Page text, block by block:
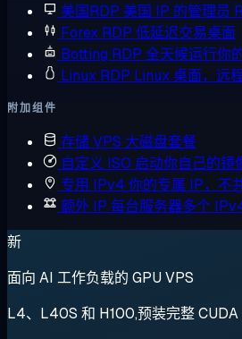
美国RDP 美国 IP 的管理员
Forex RDP 低延迟交易桌面
Botting RDP 全天候运行你
Linux RDP Linux 桌面，远
附加组件
存储 VPS 大磁盘套餐
自定义 ISO 启动你自己的镜
专用 IPv4 你的专属 IP，不
额外 IP 每台服务器多个
新
面向 AI 工作负载的 GPU VPS
L4、L40S 和 H100,预装完整 CUDA